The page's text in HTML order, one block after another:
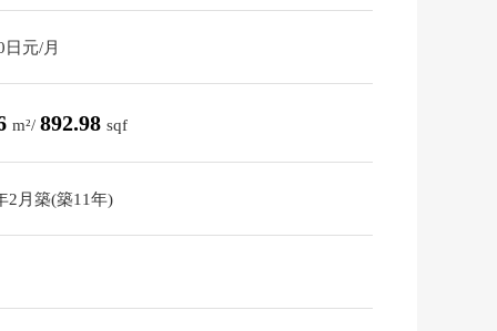
日元/月
m²/ 892.98 sqf
2月築(築11年)